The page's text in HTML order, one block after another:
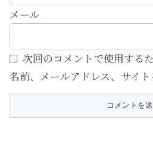
メール
次回のコメントで使用する
名前、メールアドレス、サイト